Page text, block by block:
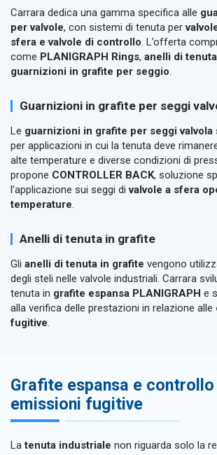
Carrara dedica una gamma specifica alle
per valvole, con sistemi di tenuta per
sfera e valvole di controllo. L’offerta
come PLANIGRAPH Rings, anelli di
guarnizioni in grafite per seggio.
Guarnizioni in grafite per seggi
Le guarnizioni in grafite per seggi valvola
per applicazioni in cui la tenuta deve
alte temperature e diverse condizioni di
propone CONTROLLER BACK, soluzione
l’applicazione sui seggi divalvole a sfera
temperature.
Anelli di tenuta in grafite
Gli anelli di tenuta in grafite vengono
degli steli nelle valvole industriali. Carrara
tenuta in grafite espansa PLANIGRAPH e
alla verifica delle prestazioni in relazione alle
fugitive.
Grafite espansa e
emissioni fugitive
Latenuta industriale non riguarda solo la